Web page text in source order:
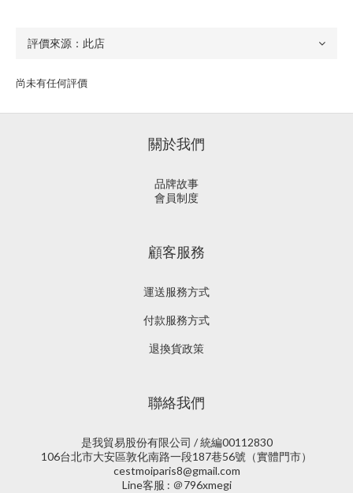
尚未有任何評價
關於我們
品牌故事
會員制度
顧客服務
運送服務方式
付款服務方式
退換貨政策
聯絡我們
是我貿易股份有限公司 / 統編00112830
106台北市大安區敦化南路一段187巷56號（實體門市）
cestmoiparis8@gmail.com
Line客服 : ＠796xmegi